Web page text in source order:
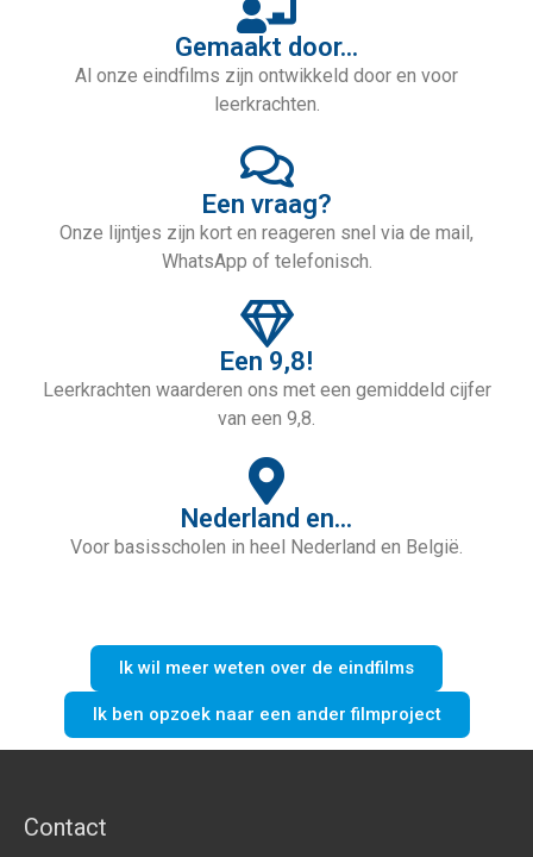
Gemaakt door...
Al onze eindfilms zijn ontwikkeld door en voor
leerkrachten.
Een vraag?
Onze lijntjes zijn kort en reageren snel via de mail,
WhatsApp of telefonisch.
Een 9,8!
Leerkrachten waarderen ons met een gemiddeld cijfer
van een 9,8.
Nederland en...
Voor basisscholen in heel Nederland en België.
Ik wil meer weten over de eindfilms
Ik ben opzoek naar een ander filmproject
Contact